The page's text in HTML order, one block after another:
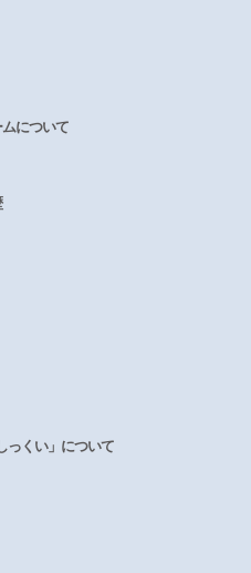
について
っくい」について